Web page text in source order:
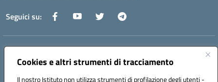
Cookies e altri strumenti di tracciamento
Il nostro Istituto non utilizza strumenti di profilazione degli utenti -
Seguici su:
Indirizzo:
Centralino:089 201032 Email:saic88800v@istruzione.it